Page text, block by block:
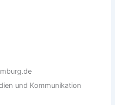
und Kommunikation